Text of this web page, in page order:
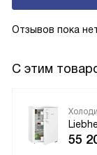
Отзывов пока
С этим
55